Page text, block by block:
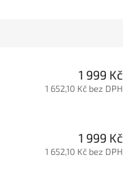
1 999 Kč
1 652,10 Kč bez DPH
1 999 Kč
1 652,10 Kč bez DPH